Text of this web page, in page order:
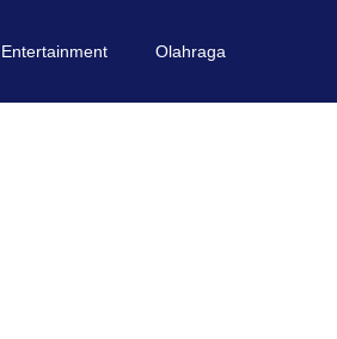
Entertainment Olahraga